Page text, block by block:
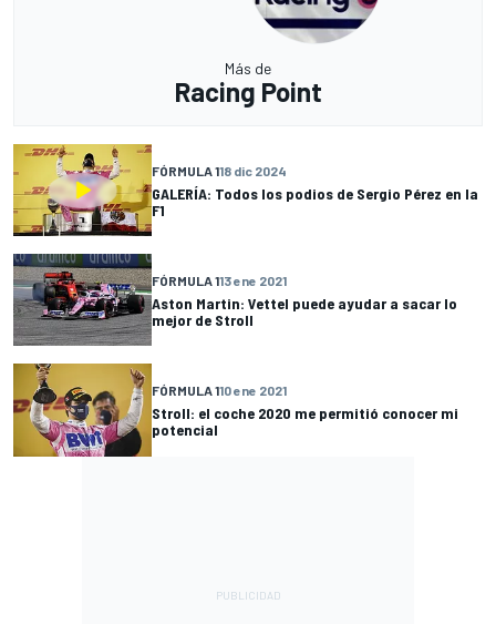
Más de
Racing Point
FÓRMULA 118 dic 2024
GALERÍA: Todos los podios de Sergio Pérez en la
F1
FÓRMULA 113 ene 2021
Aston Martin: Vettel puede ayudar a sacar lo
mejor de Stroll
FÓRMULA 110 ene 2021
Stroll: el coche 2020 me permitió conocer mi
potencial